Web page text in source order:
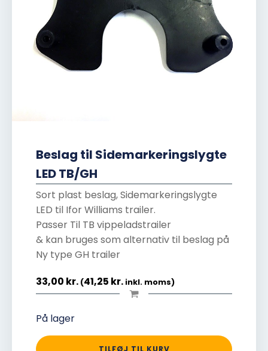
Beslag til Sidemarkeringslygte
LED TB/GH
Sort plast beslag, Sidemarkeringslygte
LED til Ifor Williams trailer.
Passer Til TB vippeladstrailer
& kan bruges som alternativ til beslag på
Ny type GH trailer
33,00 kr. (41,25 kr. inkl. moms)
På lager
TILFØJ TIL KURV